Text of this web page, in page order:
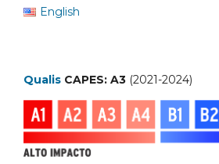
English
Qualis CAPES: A3 (2021-2024)